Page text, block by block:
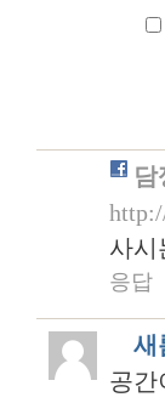
담
사시
응답
새
공간